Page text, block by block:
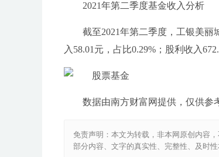
2021年第二季度基金收入分析
截至2021年第二季度，工银美丽
入58.01元，占比0.29%；股利收入
数据由南方财富网提供，仅供参
免责声明：本文为转载，非本网原创内容
部分内容、文字的真实性、完整性、及时